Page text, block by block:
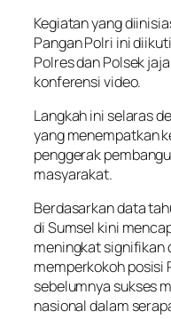
Kegiatan yang
Pangan Polri ini
Polres dan Polsek
konferensi video.
Langkah ini selaras
yang menempatkan
penggerak
masyarakat.
Berdasarkan data
di Sumsel kini
meningkat signifikan
memperkokoh posisi
sebelumnya sukses
nasional dalam